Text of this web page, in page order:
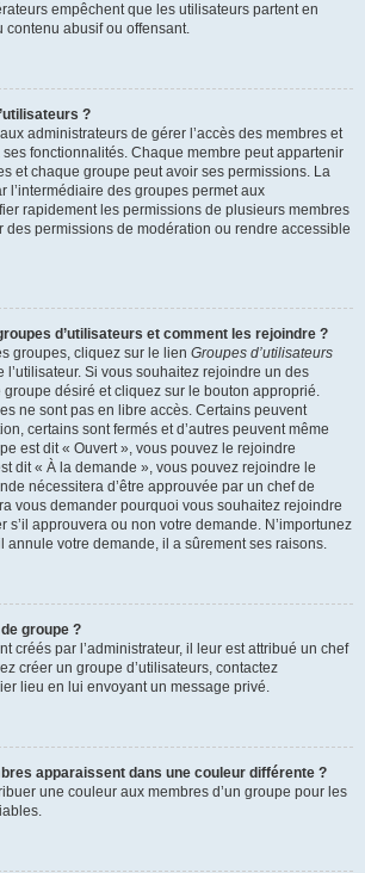
empêchent que les utilisateurs partent en
abusif ou offensant.
?
administrateurs de gérer l’accès des membres et
fonctionnalités. Chaque membre peut appartenir
et chaque groupe peut avoir ses permissions. La
l’intermédiaire des groupes permet aux
rapidement les permissions de plusieurs membres
des permissions de modération ou rendre accessible
d’utilisateurs et comment les rejoindre ?
groupes, cliquez sur le lien Groupes d’utilisateurs
Si vous souhaitez rejoindre un des
désiré et cliquez sur le bouton approprié.
ne sont pas en libre accès. Certains peuvent
certains sont fermés et d’autres peuvent même
est dit « Ouvert », vous pouvez le rejoindre
dit « À la demande », vous pouvez rejoindre le
nécessitera d’être approuvée par un chef de
vous demander pourquoi vous souhaitez rejoindre
s’il approuvera ou non votre demande. N’importunez
annule votre demande, il a sûrement ses raisons.
groupe ?
créés par l’administrateur, il leur est attribué un chef
créer un groupe d’utilisateurs, contactez
lieu en lui envoyant un message privé.
apparaissent dans une couleur différente ?
une couleur aux membres d’un groupe pour les